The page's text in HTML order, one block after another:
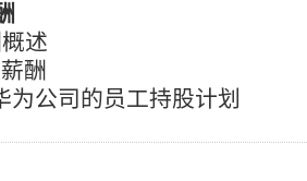
述
酬
为公司的员工持股计划